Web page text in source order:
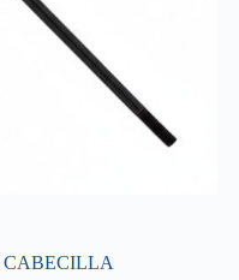
CABECILLA